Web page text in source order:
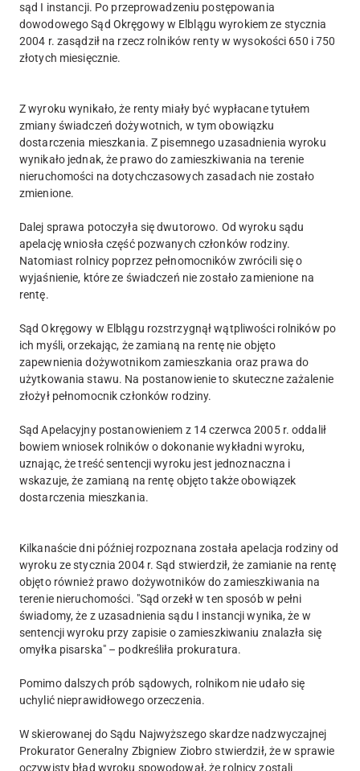
sąd I instancji. Po przeprowadzeniu postępowania
dowodowego Sąd Okręgowy w Elblągu wyrokiem ze stycznia
2004 r. zasądził na rzecz rolników renty w wysokości 650 i 750
złotych miesięcznie.
Z wyroku wynikało, że renty miały być wypłacane tytułem
zmiany świadczeń dożywotnich, w tym obowiązku
dostarczenia mieszkania. Z pisemnego uzasadnienia wyroku
wynikało jednak, że prawo do zamieszkiwania na terenie
nieruchomości na dotychczasowych zasadach nie zostało
zmienione.
Dalej sprawa potoczyła się dwutorowo. Od wyroku sądu
apelację wniosła część pozwanych członków rodziny.
Natomiast rolnicy poprzez pełnomocników zwrócili się o
wyjaśnienie, które ze świadczeń nie zostało zamienione na
rentę.
Sąd Okręgowy w Elblągu rozstrzygnął wątpliwości rolników po
ich myśli, orzekając, że zamianą na rentę nie objęto
zapewnienia dożywotnikom zamieszkania oraz prawa do
użytkowania stawu. Na postanowienie to skuteczne zażalenie
złożył pełnomocnik członków rodziny.
Sąd Apelacyjny postanowieniem z 14 czerwca 2005 r. oddalił
bowiem wniosek rolników o dokonanie wykładni wyroku,
uznając, że treść sentencji wyroku jest jednoznaczna i
wskazuje, że zamianą na rentę objęto także obowiązek
dostarczenia mieszkania.
Kilkanaście dni później rozpoznana została apelacja rodziny od
wyroku ze stycznia 2004 r. Sąd stwierdził, że zamianie na rentę
objęto również prawo dożywotników do zamieszkiwania na
terenie nieruchomości. "Sąd orzekł w ten sposób w pełni
świadomy, że z uzasadnienia sądu I instancji wynika, że w
sentencji wyroku przy zapisie o zamieszkiwaniu znalazła się
omyłka pisarska" – podkreśliła prokuratura.
Pomimo dalszych prób sądowych, rolnikom nie udało się
uchylić nieprawidłowego orzeczenia.
W skierowanej do Sądu Najwyższego skardze nadzwyczajnej
Prokurator Generalny Zbigniew Ziobro stwierdził, że w sprawie
oczywisty błąd wyroku spowodował, że rolnicy zostali